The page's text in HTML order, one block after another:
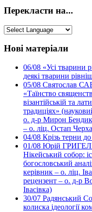
Перекласти на...
Нові матеріали
06/08 «Усі тварини
деякі тварини
05/08 Святослав
«Таїнство
візантійській та
традиціях»
о. д-р Мирон
– о. ліц. Остап
04/08 Крізь терни до
01/08 Юрій
Нікейський собор:
богословський
керівник – о. ліц.
рецензент – о. д-р
Івасівка)
30/07 Радянський
колиска ідеології